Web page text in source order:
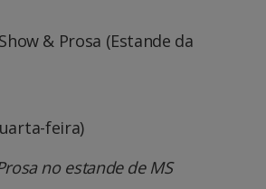
& Prosa (Estande da
feira)
no estande de MS